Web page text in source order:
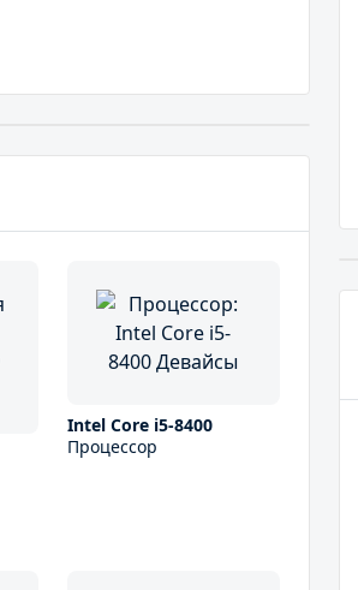
Intel Core i5-8400
Процессор